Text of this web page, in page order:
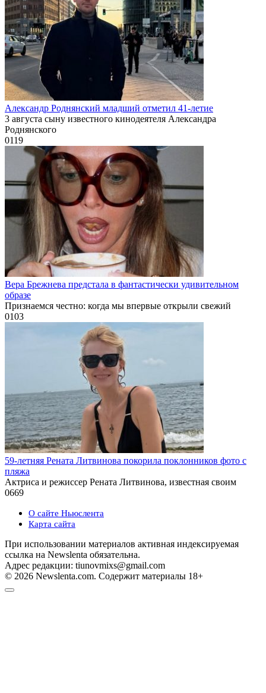
Александр Роднянский младший отметил 41-летие
3 августа сыну известного кинодеятеля Александра
Роднянского
0119
Вера Брежнева предстала в фантастически удивительном
образе
Признаемся честно: когда мы впервые открыли свежий
0103
59-летняя Рената Литвинова покорила поклонников фото с
пляжа
Актриса и режиссер Рената Литвинова, известная своим
0669
О сайте Ньюслента
Карта сайта
При использовании материалов активная индексируемая
ссылка на Newslenta обязательна.
Адрес редакции: tiunovmixs@gmail.com
© 2026 Newslenta.com. Содержит материалы 18+